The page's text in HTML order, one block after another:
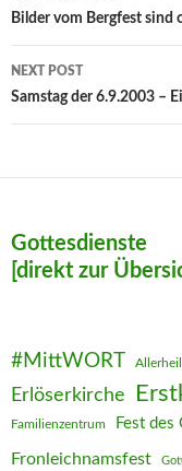
navigation
Bilder vom Bergfest sind
NEXT POST
Samstag der 6.9.2003 –
Gottesdienste
[direkt zur
#MittWORT
Erlöserkirche
Familienzentrum Fest des
Fronleichnamsfest